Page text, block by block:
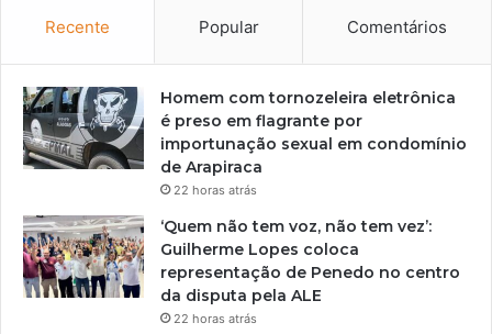
Recente Popular Comentários
Homem com tornozeleira eletrônica
é preso em flagrante por
importunação sexual em condomínio
de Arapiraca
22 horas atrás
‘Quem não tem voz, não tem vez’:
Guilherme Lopes coloca
representação de Penedo no centro
da disputa pela ALE
22 horas atrás